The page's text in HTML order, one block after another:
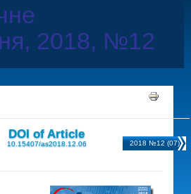
2018, №12
DOI of Article
10.15407/as2018.12.06 2018 №12 (07)